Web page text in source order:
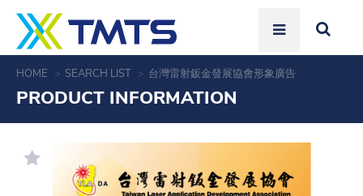
HOME SEARCH LIST 台灣雷射鈑金發展協會形象廣告
PRODUCT INFORMATION